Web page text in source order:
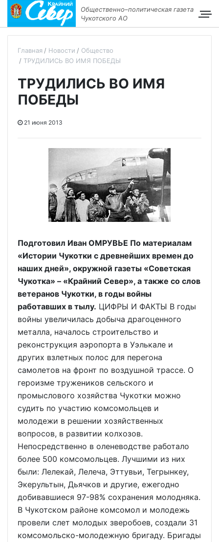
Общественно–политическая газета
Чукотского АО
Главная Новости
Общество
ТРУДИЛИСЬ ВО ИМЯ ПОБЕДЫ
ТРУДИЛИСЬ ВО ИМЯ
ПОБЕДЫ
21 июня 2013
Подготовил Иван ОМРУВЬЕ По материалам
«Истории Чукотки с древнейших времен до
наших дней», окружной газеты «Советская
Чукотка» – «Крайний Север», а также со слов
ветеранов Чукотки, в годы войны
работавших в тылу. ЦИФРЫ И ФАКТЫ В годы
войны увеличилась добыча драгоценного
металла, началось строительство и
реконструкция аэропорта в Уэлькале и
других взлетных полос для перегона
самолетов на фронт по воздушной трассе. О
героизме тружеников сельского и
промыслового хозяйства Чукотки можно
судить по участию комсомольцев и
молодежи в решении хозяйственных
вопросов, в развитии колхозов.
Непосредственно в оленеводстве работало
более 500 комсомольцев. Лучшими из них
были: Лелекай, Лелеча, Эттувьи, Тегрынкеу,
Экерультын, Дьячков и другие, ежегодно
добивавшиеся 97-98% сохранения молодняка.
В Чукотском районе комсомол и молодежь
провели слет молодых зверобоев, создали 31
комсомольско-молодежную бригаду. Бригады